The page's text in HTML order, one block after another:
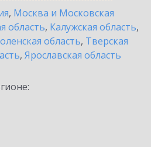
, Москва и Московская
область, Калужская область,
область, Тверская
, Ярославская область